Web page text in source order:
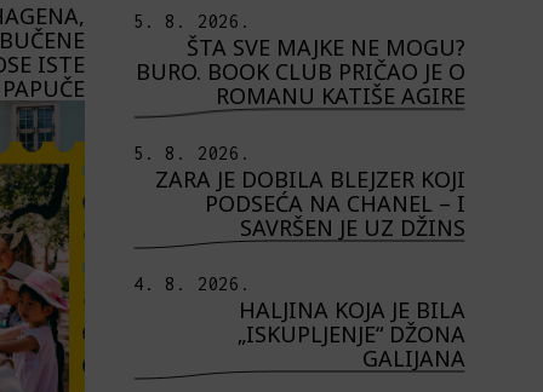
ISTE
PAPUČE
5. 8. 2026.
ŠTA SVE MAJKE NE MOGU?
BURO. BOOK CLUB PRIČAO JE O
ROMANU KATIŠE AGIRE
5. 8. 2026.
ZARA JE DOBILA BLEJZER KOJI
PODSEĆA NA CHANEL – I
SAVRŠEN JE UZ DŽINS
4. 8. 2026.
HALJINA KOJA JE BILA
„ISKUPLJENJE“ DŽONA
GALIJANA